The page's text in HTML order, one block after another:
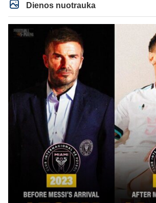
Dienos nuotrauka